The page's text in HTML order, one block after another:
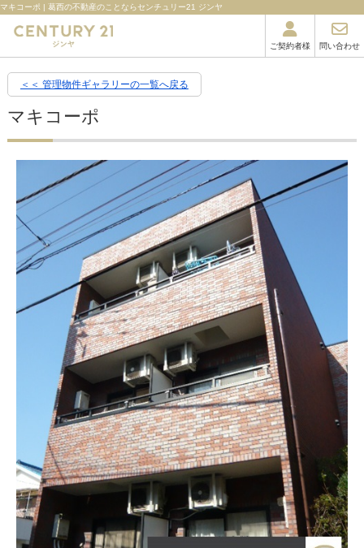
マキコーポ | 葛西の不動産のことならセンチュリー21 ジンヤ
ご契約者様 問い合わせ
＜＜ 管理物件ギャラリーの一覧へ戻る
マキコーポ